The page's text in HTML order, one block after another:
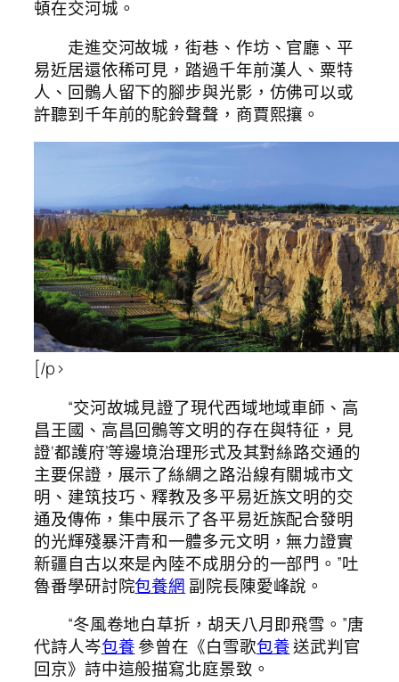
頓在交河城。
走進交河故城，街巷、作坊、官廳、平
易近居還依稀可見，踏過千年前漢人、粟特
人、回鶻人留下的腳步與光影，仿佛可以或
許聽到千年前的駝鈴聲聲，商賈熙攘。
[/p>
“交河故城見證了現代西域地域車師、高
昌王國、高昌回鶻等文明的存在與特征，見
證‘都護府’等邊境治理形式及其對絲路交通的
主要保證，展示了絲綢之路沿線有關城市文
明、建筑技巧、釋教及多平易近族文明的交
通及傳佈，集中展示了各平易近族配合發明
的光輝殘暴汗青和一體多元文明，無力證實
新疆自古以來是內陸不成朋分的一部門。”吐
魯番學研討院包養網 副院長陳愛峰說。
“冬風卷地白草折，胡天八月即飛雪。”唐
代詩人岑包養參曾在《白雪歌包養送武判官
回京》詩中這般描寫北庭景致。